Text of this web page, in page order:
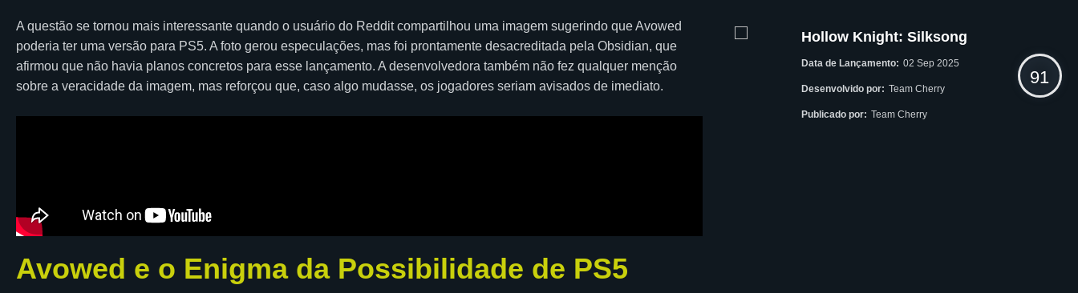
A questão se tornou mais interessante quando o usuário do Reddit compartilhou uma imagem sugerindo que Avowed
poderia ter uma versão para PS5. A foto gerou especulações, mas foi prontamente desacreditada pela Obsidian, que
afirmou que não havia planos concretos para esse lançamento. A desenvolvedora também não fez qualquer menção
sobre a veracidade da imagem, mas reforçou que, caso algo mudasse, os jogadores seriam avisados de imediato.
Avowed e o Enigma da Possibilidade de PS5
Hollow Knight: Silksong
Data de Lançamento: 02 Sep 2025
Desenvolvido por: Team Cherry
Publicado por: Team Cherry
91